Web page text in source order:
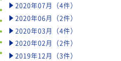
2020年07月（4件）
2020年06月（2件）
2020年03月（4件）
2020年02月（2件）
2019年12月（3件）